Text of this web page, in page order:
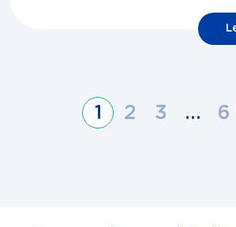
Navigazione
1 2 3 … 6